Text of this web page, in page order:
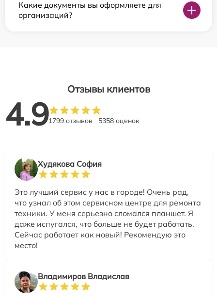
Какие документы вы оформляете для
организаций?
Отзывы клиентов
4.91799 отзывов 5358 оценок
Худякова София
Это лучший сервис у нас в городе! Очень рад,
что узнал об этом сервисном центре для ремонта
техники. У меня серьезно сломался планшет. Я
даже испугался, что больше не будет работать.
Сейчас работает как новый! Рекомендую это
место!
Владимиров Владислав